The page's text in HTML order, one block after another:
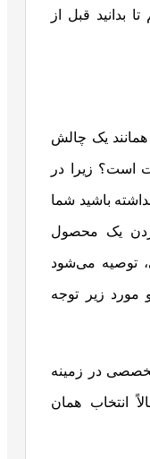
بدانید قبل از
یک چالش
زیرا در
باشید شما
یک محصول
توصیه می‌شود
مورد زیر توجه
در زمینه
انتخاب همان